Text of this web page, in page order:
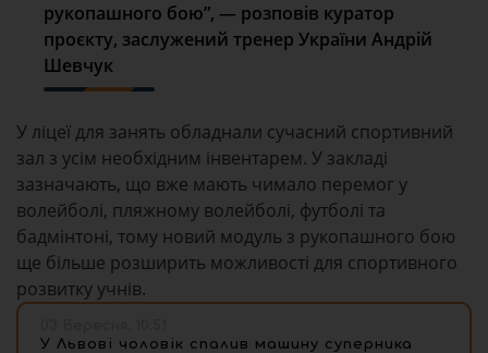
рукопашного бою”, — розповів куратор
проєкту, заслужений тренер України Андрій
Шевчук
У ліцеї для занять обладнали сучасний спортивний
зал з усім необхідним інвентарем. У закладі
зазначають, що вже мають чимало перемог у
волейболі, пляжному волейболі, футболі та
бадмінтоні, тому новий модуль з рукопашного бою
ще більше розширить можливості для спортивного
розвитку учнів.
У Львові чоловік спалив машину суперника